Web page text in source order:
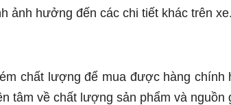
ảnh hưởng đến các chi tiết khác trên
chất lượng để mua được hàng chính
tâm về chất lượng sản phẩm và nguồn